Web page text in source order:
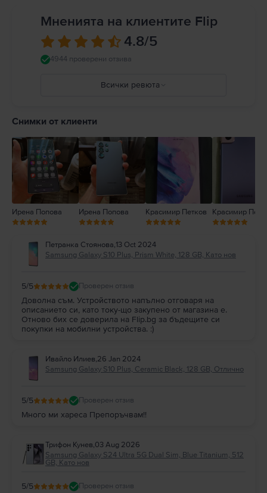
Мненията на клиентите Flip
4.8/5
4944 проверени отзива
Всички ревюта
2
Снимки от клиенти
Ирена Попова Ирена Попова Красимир Петков Красимир
Петранка Стоянова,13 Oct 2024
Samsung Galaxy S10 Plus, Prism White, 128 GB, Като нов
5/5 Проверен отзив
Доволна съм. Устройството напълно отговаря на
описанието си, като току-що закупено от магазина е.
Отново бих се доверила на Flip.bg за бъдещите си
покупки на мобилни устройства. :)
Ивайло Илиев,26 Jan 2024
Samsung Galaxy S10 Plus, Ceramic Black, 128 GB, Отлично
5/5 Проверен отзив
Много ми хареса Препоръчвам!!
Трифон Кунев,03 Aug 2026
Samsung Galaxy S24 Ultra 5G Dual Sim, Blue Titanium, 512
GB, Като нов
5/5 Проверен отзив